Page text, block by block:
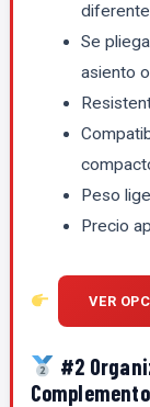
Se
asiento
Peso
Precio
VER
#2